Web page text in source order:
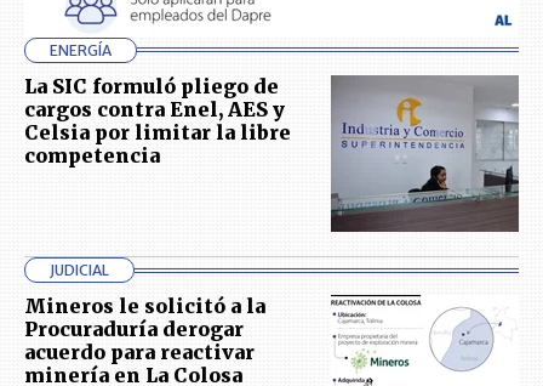
ENERGÍA
La SIC formuló pliego de
cargos contra Enel, AES y
Celsia por limitar la libre
competencia
JUDICIAL
Mineros le solicitó a la
Procuraduría derogar
acuerdo para reactivar
minería en La Colosa